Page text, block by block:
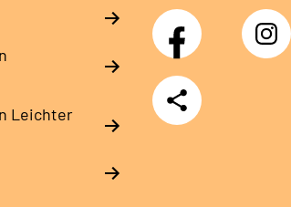
Leichter
Facebook Instagram
Teilen